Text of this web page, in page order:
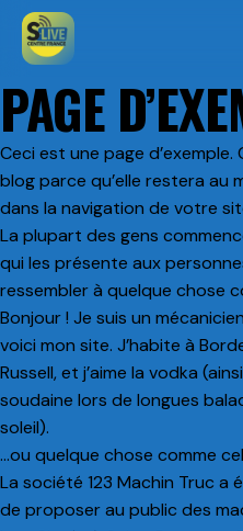
PAGE
Ceci est une page
blog parce qu’elle restera
dans la navigation de votre
La plupart des gens
qui les présente aux
ressembler à quelque chose
Bonjour ! Je suis un
voici mon site. J’habite à
Russell, et j’aime la vodka
soudaine lors de longues
soleil).
…ou quelque chose comme
La société 123 Machin Truc a
de proposer au public des